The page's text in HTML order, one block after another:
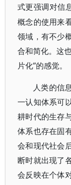
式更强调对信
概念的使用来
领域，有不少
合和简化。这
片化”的感觉。
人类的信
一认知体系可
耕时代的生存
体系也存在固
会和现代社会
断时就出现了
会反映在个体